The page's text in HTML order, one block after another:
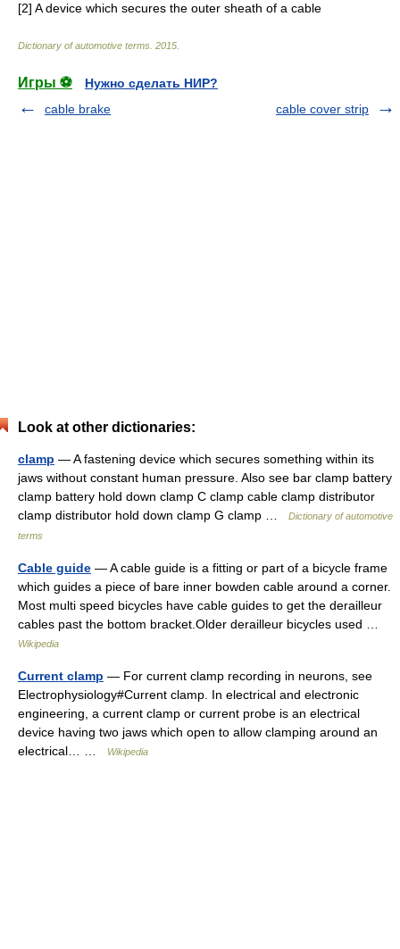
[2] A device which secures the outer sheath of a cable
Dictionary of automotive terms 2015
Игры ⚽
Нужно сделать НИР?
cable brake
cable cover strip
Look at other dictionaries:
clamp — A fastening device which secures something within its
jaws without constant human pressure. Also see bar clamp battery
clamp battery hold down clamp C clamp cable clamp distributor
clamp distributor hold down clamp G clamp …
Dictionary of automotive
terms
Cable guide — A cable guide is a fitting or part of a bicycle frame
which guides a piece of bare inner bowden cable around a corner.
Most multi speed bicycles have cable guides to get the derailleur
cables past the bottom bracket.Older derailleur bicycles used …
Wikipedia
Current clamp — For current clamp recording in neurons, see
Electrophysiology#Current clamp. In electrical and electronic
engineering, a current clamp or current probe is an electrical
device having two jaws which open to allow clamping around an
electrical… …
Wikipedia